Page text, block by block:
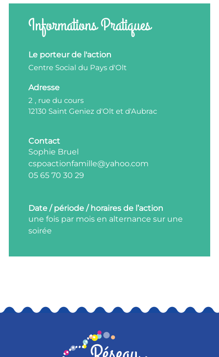
Informations Pratiques
Le porteur de l'action
Centre Social du Pays d'Olt
Adresse
2 , rue du cours
12130 Saint Geniez d'Olt et d'Aubrac
Contact
Sophie Bruel
cspoactionfamille@yahoo.com
05 65 70 30 29
Date / période / horaires de l’action
une fois par mois en alternance sur une
soirée